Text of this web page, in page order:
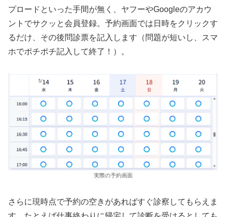
プロードといった手間が無く、ヤフーやGoogleのアカウ
ントでサクッと会員登録。予約画面では日時をクリックす
るだけ、その後問診票を記入します（問題が短いし、スマ
ホでポチポチ記入して終了！）。
実際の予約画面
さらに現時点で予約の空きがあればすぐ診察してもらえま